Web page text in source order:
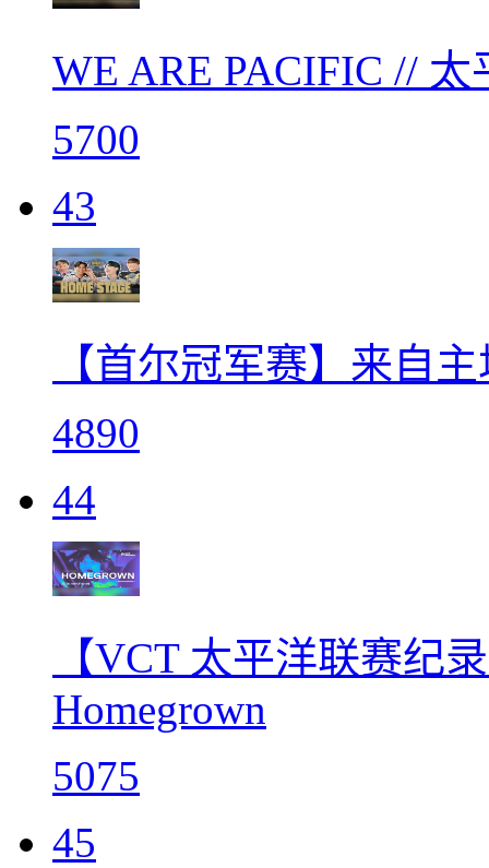
WE ARE PACIFIC //
5700
43
【首尔冠军赛】来自
4890
44
【VCT 太平洋联赛纪
Homegrown
5075
45